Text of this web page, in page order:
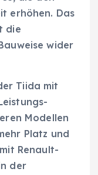
erhöhen. Das
die
wider
Tiida mit
Modellen
Platz und
Renault-
der